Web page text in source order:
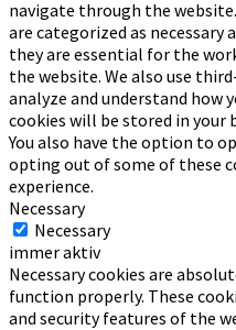
navigate through the
are categorized as necessary
they are essential for the
the website. We also use
analyze and understand how
cookies will be stored in your
You also have the option to
opting out of some of these
experience.
Necessary
Necessary
immer aktiv
Necessary cookies are
function properly. These
and security features of the